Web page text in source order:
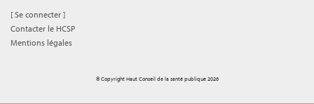
[Se connecter ]
Contacter le HCSP
Mentions légales
© Copyright Haut Conseil de la santé publique 2026